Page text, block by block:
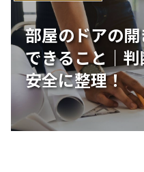
部屋のドアの
できること｜
安全に整理！